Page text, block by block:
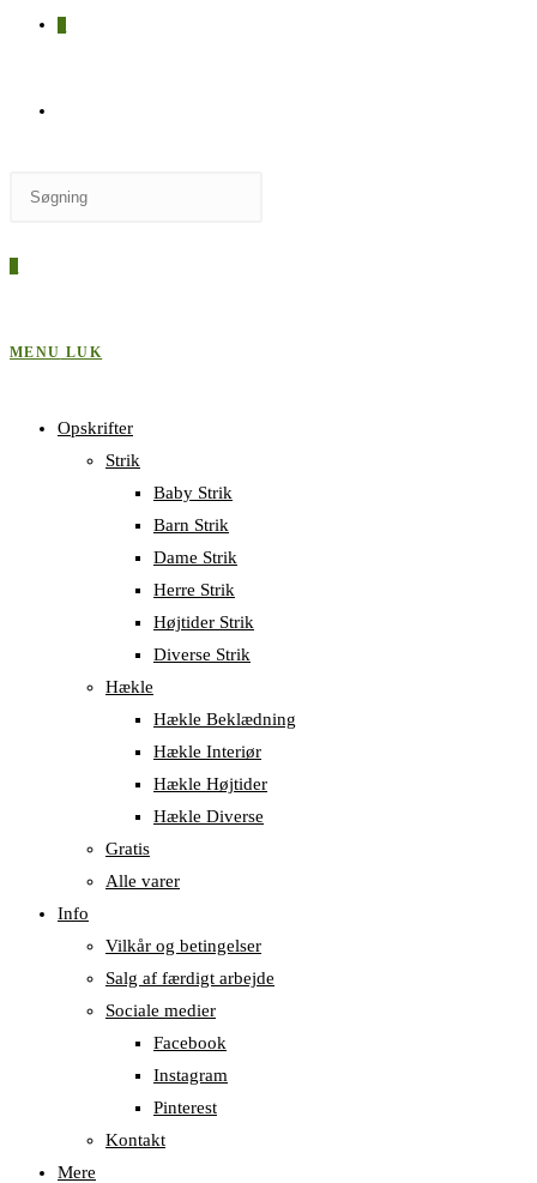
TIL
MENU LUK
Opskrifter
Strik
Baby Strik
Barn Strik
Dame Strik
Herre Strik
Højtider Strik
Diverse Strik
Hækle
Hækle Beklædning
Hækle Interiør
Hækle Højtider
Hækle Diverse
Gratis
Alle varer
Info
Vilkår og betingelser
Salg af færdigt arbejde
Sociale medier
Facebook
Instagram
Pinterest
Kontakt
Mere